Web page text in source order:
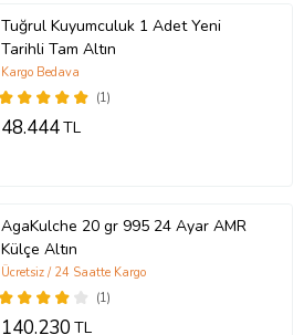
Tuğrul Kuyumculuk 1 Adet Yeni
Tarihli Tam Altın
(1)
Kargo Bedava
48.444TL
AgaKulche 20 gr 995 24 Ayar AMR
Külçe Altın
(1)
Ücretsiz / 24 Saatte Kargo
140.230TL